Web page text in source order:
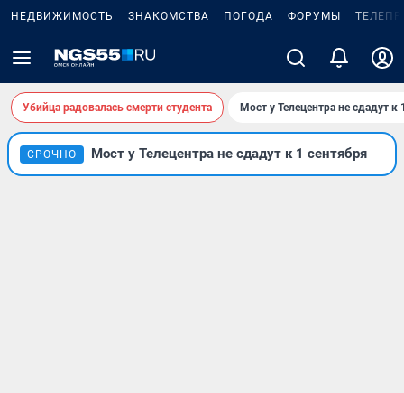
НЕДВИЖИМОСТЬ ЗНАКОМСТВА ПОГОДА ФОРУМЫ
Убийца радовалась смерти студента Мост у Телецентра не сдадут к
СРОЧНО Мост у Телецентра не сдадут к 1 сентября